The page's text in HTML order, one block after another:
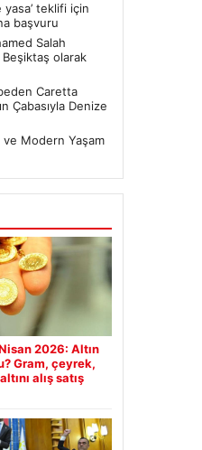
yasa’ teklifi için
başvuru
Salah
olarak
Caretta
Çabasıyla Denize
ve Modern Yaşam
2026: Altın
Gram, çeyrek,
alış satış